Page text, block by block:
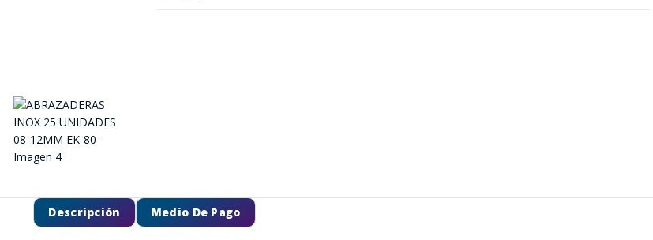
Descripción Medio De Pago